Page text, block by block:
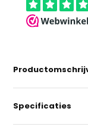
Specificaties